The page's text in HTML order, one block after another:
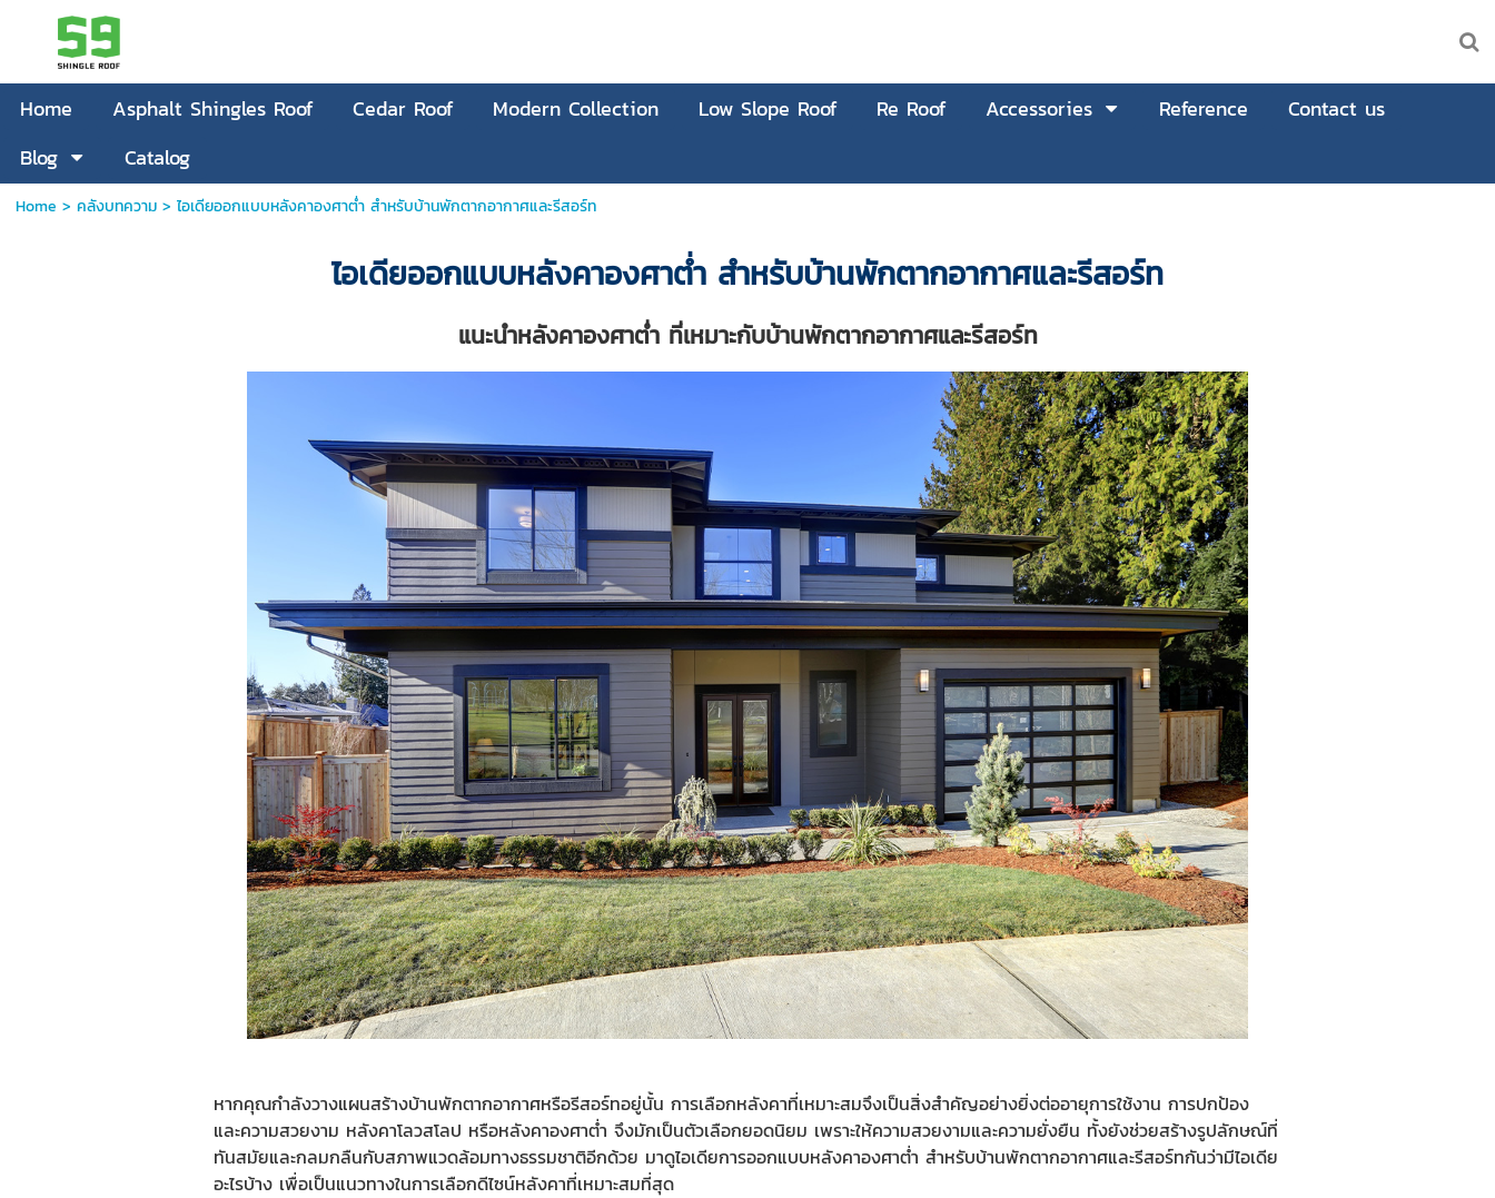
Home Asphalt Shingles Roof Cedar Roof Modern Collection Low Slope Roof Re Roof Accessories Reference
Contact us
Blog
Catalog
Home > คลังบทความ> ไอเดียออกแบบหลังคาองศาต่ำ สำหรับบ้านพักตากอากาศและรีสอร์ท
ไอเดียออกแบบหลังคาองศาต่ำ สำหรับบ้านพักตากอากาศและรีสอร์ท
แนะนำหลังคาองศาต่ำ ที่เหมาะกับบ้านพักตากอากาศและรีสอร์ท
หากคุณกำลังวางแผนสร้างบ้านพักตากอากาศหรือรีสอร์ทอยู่นั้น การเลือกหลังคาที่เหมาะสมจึงเป็นสิ่งสำคัญอย่างยิ่งต่ออายุการใช้งาน การปกป้อง
และความสวยงาม หลังคาโลวสโลป หรือหลังคาองศาต่ำ จึงมักเป็นตัวเลือกยอดนิยม เพราะให้ความสวยงามและความยั่งยืน ทั้งยังช่วยสร้างรูปลักษณ์ที่
ทันสมัยและกลมกลืนกับสภาพแวดล้อมทางธรรมชาติอีกด้วย มาดูไอเดียการออกแบบหลังคาองศาต่ำ สำหรับบ้านพักตากอากาศและรีสอร์ทกันว่ามีไอเดีย
อะไรบ้าง เพื่อเป็นแนวทางในการเลือกดีไซน์หลังคาที่เหมาะสมที่สุด